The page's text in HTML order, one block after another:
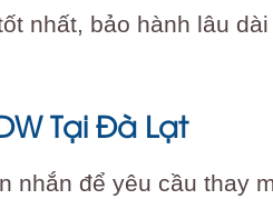
nhất, bảo hành lâu
Tại Đà Lạt
nhắn để yêu cầu thay